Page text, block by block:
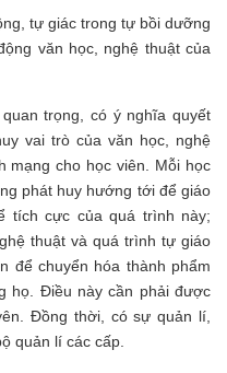
tự giác trong tự bồi dưỡng
văn học, nghệ thuật của
trọng, có ý nghĩa quyết
vai trò của văn học, nghệ
mạng cho học viên. Mỗi học
phát huy hướng tới để giáo
tích cực của quá trình này;
thuật và quá trình tự giáo
để chuyển hóa thành phẩm
họ. Điều này cần phải được
Đồng thời, có sự quản lí,
quản lí các cấp.